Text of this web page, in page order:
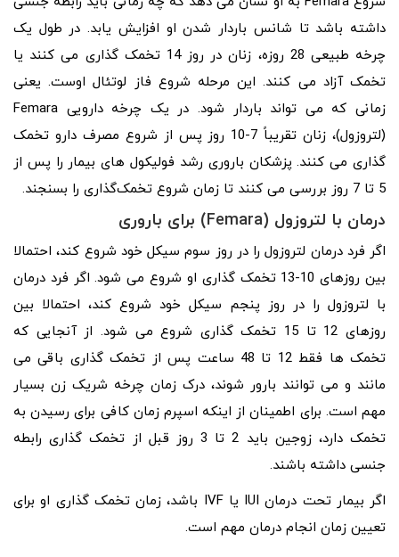
داشته باشد تا شانس باردار شدن او افزایش یابد. در طول یک
چرخه طبیعی 28 روزه، زنان در روز 14 تخمک گذاری می کنند یا
تخمک آزاد می کنند. این مرحله شروع فاز لوتئال اوست. یعنی
زمانی که می تواند باردار شود. در یک چرخه دارویی Femara
(لتروزول)، زنان تقریباً 7-10 روز پس از شروع مصرف دارو تخمک
گذاری می کنند. پزشکان باروری رشد فولیکول‌ های بیمار را پس از
5 تا 7 روز بررسی می‌ کنند تا زمان شروع تخمک‌گذاری را بسنجند.
درمان با لتروزول (Femara) برای باروری
اگر فرد درمان لتروزول را در روز سوم سیکل خود شروع کند، احتمالا
بین روزهای 10-13 تخمک گذاری او شروع می شود. اگر فرد درمان
با لتروزول را در روز پنجم سیکل خود شروع کند، احتمالا بین
روزهای 12 تا 15 تخمک گذاری شروع می شود. از آنجایی که
تخمک ها فقط 12 تا 48 ساعت پس از تخمک گذاری باقی می
مانند و می توانند بارور شوند، درک زمان چرخه شریک زن بسیار
مهم است. برای اطمینان از اینکه اسپرم زمان کافی برای رسیدن به
تخمک دارد، زوجین باید 2 تا 3 روز قبل از تخمک گذاری رابطه
جنسی داشته باشند.
اگر بیمار تحت درمان IUI یا IVF باشد، زمان تخمک گذاری او برای
تعیین زمان انجام درمان مهم است.